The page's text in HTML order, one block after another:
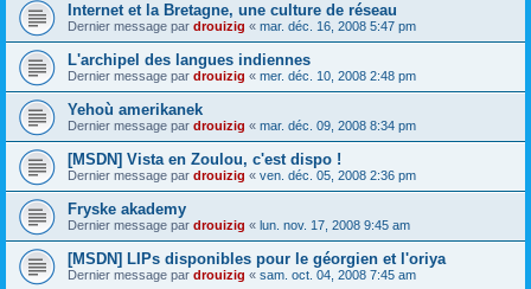
Internet et la Bretagne, une culture de réseau
Dernier message par drouizig « mar. déc. 16, 2008 5:47 pm
L'archipel des langues indiennes
Dernier message par drouizig « mer. déc. 10, 2008 2:48 pm
Yehoù amerikanek
Dernier message par drouizig « mar. déc. 09, 2008 8:34 pm
[MSDN] Vista en Zoulou, c'est dispo !
Dernier message par drouizig « ven. déc. 05, 2008 2:36 pm
Fryske akademy
Dernier message par drouizig « lun. nov. 17, 2008 9:45 am
[MSDN] LIPs disponibles pour le géorgien et l'oriya
Dernier message par drouizig « sam. oct. 04, 2008 7:45 am